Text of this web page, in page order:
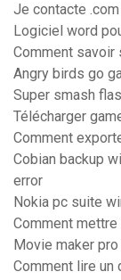
Je contacte
Logiciel word
Comment savoir
Angry birds go
Super smash
Télécharger
Comment
Cobian backup
error
Nokia pc suite
Comment
Movie maker
Comment lire un